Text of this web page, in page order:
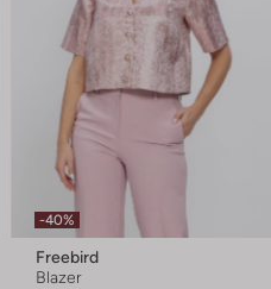
-40%
Freebird
Blazer